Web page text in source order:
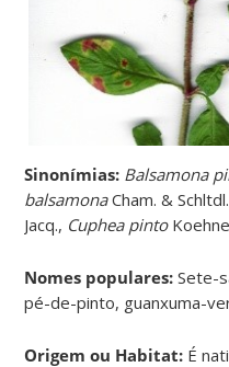
Sinonímias: Balsamona
balsamonaCham. &
Jacq., Cuphea pintoKoehne
Nomes populares:Sete-
pé-de-pinto, guanxuma-
Origem ou Habitat: É